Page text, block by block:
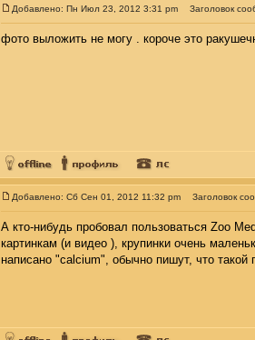
Добавлено: Пн Июл 23, 2012 3:31 pm Заголовок
фото выложить не могу . короче это
Добавлено: Сб Сен 01, 2012 11:32 pm Заголовок
А кто-нибудь пробовал пользоваться Zoo
картинкам (и видео ), крупинки очень
написано "calcium", обычно пишут, что